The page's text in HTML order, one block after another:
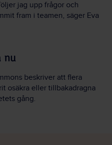
jag upp frågor och
fram i teamen, säger Eva
nu
beskriver att flera
osäkra eller tillbakadragna
gång.